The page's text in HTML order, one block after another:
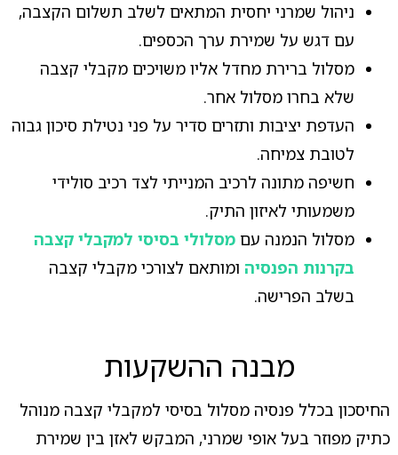
ניהול שמרני יחסית המתאים לשלב תשלום הקצבה,
עם דגש על שמירת ערך הכספים.
מסלול ברירת מחדל אליו משויכים מקבלי קצבה
שלא בחרו מסלול אחר.
העדפת יציבות ותזרים סדיר על פני נטילת סיכון גבוה
לטובת צמיחה.
חשיפה מתונה לרכיב המנייתי לצד רכיב סולידי
משמעותי לאיזון התיק.
מסלול הנמנה עם מסלולי בסיסי למקבלי קצבה
בקרנות הפנסיהומותאם לצורכי מקבלי קצבה
בשלב הפרישה.
מבנה ההשקעות
החיסכון בכלל פנסיה מסלול בסיסי למקבלי קצבה מנוהל
כתיק מפוזר בעל אופי שמרני, המבקש לאזן בין שמירת